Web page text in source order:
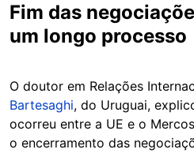
Fim das
um longo processo
O doutor em Relações
Bartesaghi, do Uruguai,
ocorreu entre a UE e o
o encerramento das